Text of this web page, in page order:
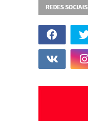
REDES SOCIAIS